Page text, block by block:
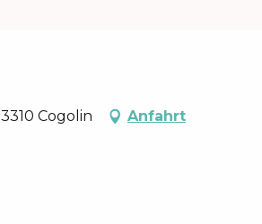
Cogolin Anfahrt